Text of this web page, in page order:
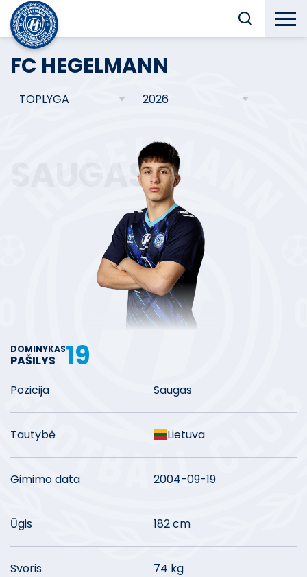
FC HEGELMANN
TOPLYGA 2026
SAUGAS
DOMINYKAS
PAŠILYS 19
Pozicija Saugas
Tautybė Lietuva
Gimimo data 2004-09-19
Ūgis 182 cm
Svoris 74 kg